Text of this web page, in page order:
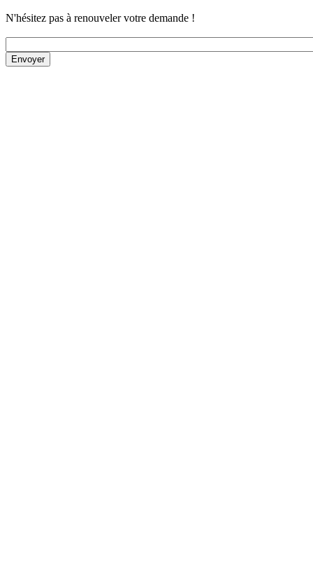
N'hésitez pas à renouveler votre demande !